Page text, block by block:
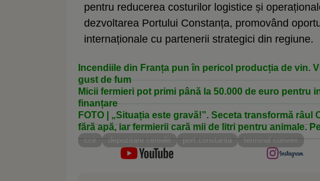
pentru reducerea costurilor logistice și
dezvoltarea Portului Constanța, promovând
internaționale cu partenerii strategici din regiune.
Incendiile din Franța pun în pericol producția de vin.
gust de fum
Micii fermieri pot primi până la 50.000 de euro pentru
finanțare
FOTO | „Situația este gravă!”. Seceta transformă
fără apă, iar fermierii cară mii de litri pentru animale.
ccir depozitare cereale port constanta terminal convex